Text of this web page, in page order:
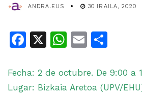
ANDRA.EUS 30 IRAILA, 2020
Facebook
X WhatsApp
Email
Fecha: 2 de octubre. De 9:00 a
Lugar: Bizkaia Aretoa (UPV/